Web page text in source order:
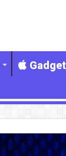
Gadget